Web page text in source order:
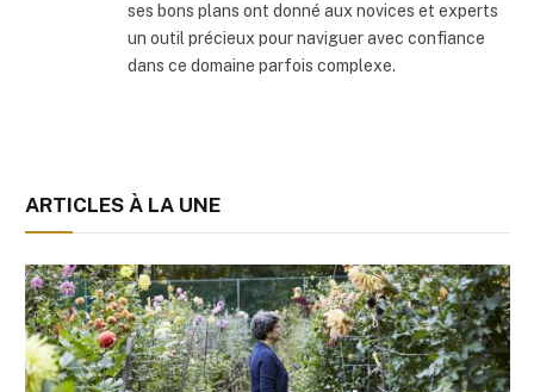
ses bons plans ont donné aux novices et experts
un outil précieux pour naviguer avec confiance
dans ce domaine parfois complexe.
ARTICLES À LA UNE